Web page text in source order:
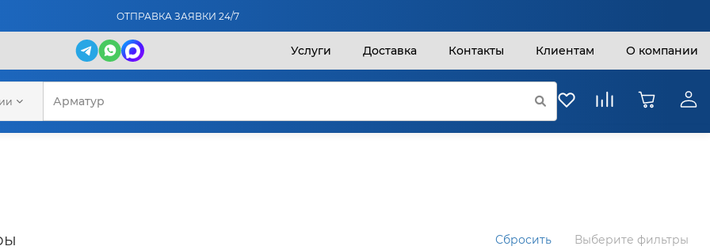
ОТПРАВКА ЗАЯВКИ 24/7
Услуги Доставка Контакты Клиентам О компании
Сбросить Выберите фильтры